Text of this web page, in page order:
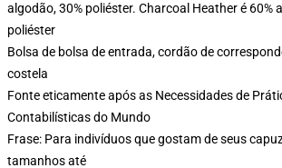
algodão, 30% poliéster. Charcoal Heather é 60%
poliéster
Bolsa de bolsa de entrada, cordão de
costela
Fonte eticamente após as Necessidades de
Contabilísticas do Mundo
Frase: Para indivíduos que gostam de seus
tamanhos até